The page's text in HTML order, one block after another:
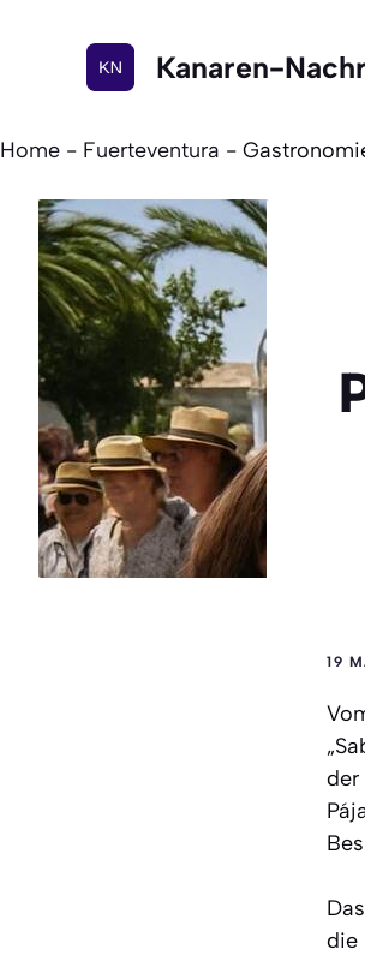
Kanaren-
Home - Fuerteventura -
19
der
die